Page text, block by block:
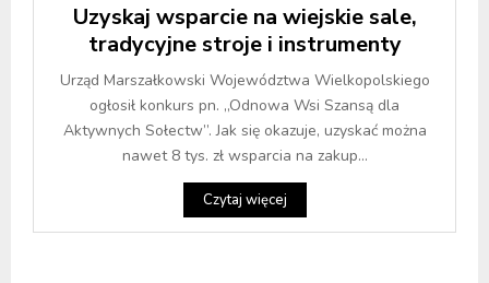
Uzyskaj wsparcie na wiejskie sale,
tradycyjne stroje i instrumenty
Urząd Marszałkowski Województwa Wielkopolskiego
ogłosił konkurs pn. „Odnowa Wsi Szansą dla
Aktywnych Sołectw”. Jak się okazuje, uzyskać można
nawet 8 tys. zł wsparcia na zakup...
Czytaj więcej